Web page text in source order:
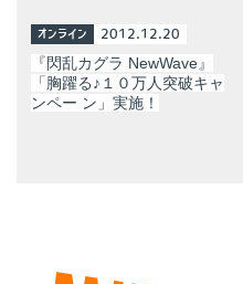
オンライン 2012.12.20
『閃乱カグラ NewWave』
「胸躍る♪１０万人突破キャ
ンペー ン」実施！